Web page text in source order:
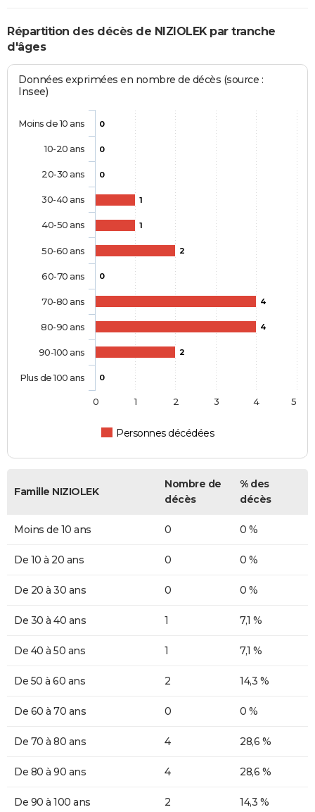
Répartition des décès de NIZIOLEK par tranche
d'âges
Données exprimées en nombre de décès (source :
Insee)
0
0
0
1
1
2
0
4
4
2
0
Personnes décédées
Moins de 10 ans
10-20 ans
20-30 ans
30-40 ans
40-50 ans
50-60 ans
60-70 ans
70-80 ans
80-90 ans
90-100 ans
Plus de 100 ans
0 1 2 3 4 5
Famille NIZIOLEK
Nombre de
décès
% des
décès
Moins de 10 ans 0 0 %
De 10 à 20 ans 0 0 %
De 20 à 30 ans 0 0 %
De 30 à 40 ans 1 7,1 %
De 40 à 50 ans 1 7,1 %
De 50 à 60 ans 2 14,3 %
De 60 à 70 ans 0 0 %
De 70 à 80 ans 4 28,6 %
De 80 à 90 ans 4 28,6 %
De 90 à 100 ans 2 14,3 %